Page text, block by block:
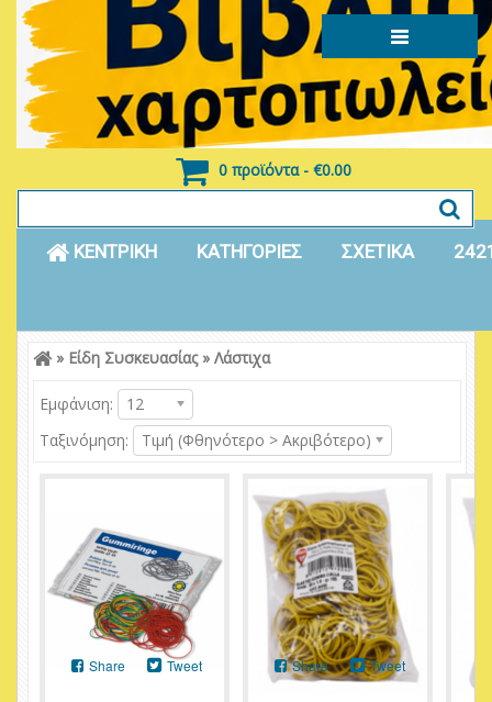
0 προϊόντα - €0.00
ΚΕΝΤΡΙΚΗ ΚΑΤΗΓΟΡΙΕΣ ΣΧΕΤΙΚΑ
Είσοδος
» Είδη Συσκευασίας» Λάστιχα
Εμφάνιση:
12
Ταξινόμηση:
Τιμή (Φθηνότερο > Ακριβότερο)
Share Tweet Share Tweet